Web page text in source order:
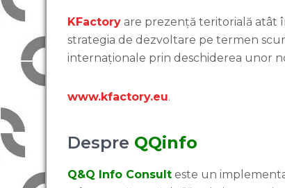
KFactory are prezență teritorială atât
strategia de dezvoltare pe termen
internaționale prin deschiderea unor
www.kfactory.eu.
Despre QQinfo
Q&Q Info Consult este un